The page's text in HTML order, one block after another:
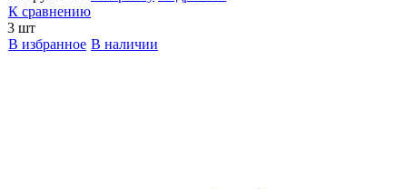
К сравнению
3 шт
В избранное В наличии